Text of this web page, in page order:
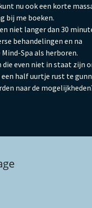
nu ook een korte
bij me boeken.
niet langer dan 30
behandelingen en na
Spa als herboren.
die even niet in staat zijn
half uurtje rust te
naar de